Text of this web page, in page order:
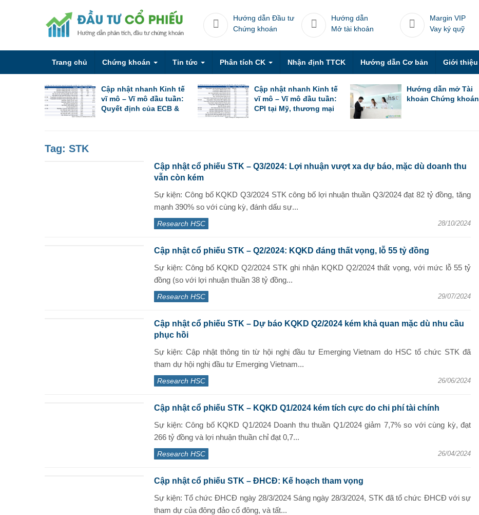
Hướng dẫn Đầu tư
Chứng khoán
Hướng dẫn
Mở tài khoản
Margin VIP
Vay ký quỹ
Trang chủ Chứng khoán Tin tức Phân tích CK Nhận định TTCK Hướng dẫn Cơ bản Giới thiệu
Cập nhật nhanh Kinh tế
vĩ mô – Vĩ mô đầu tuần:
Quyết định của ECB &
Cập nhật nhanh Kinh tế
vĩ mô – Vĩ mô đầu tuần:
CPI tại Mỹ, thương mại
Hướng dẫn mở Tài
khoản Chứng khoán
Tag: STK
Cập nhật cổ phiếu STK – Q3/2024: Lợi nhuận vượt xa dự báo, mặc dù doanh thu
vẫn còn kém
Sự kiện: Công bố KQKD Q3/2024 STK công bố lợi nhuận thuần Q3/2024 đạt 82 tỷ đồng, tăng
mạnh 390% so với cùng kỳ, đánh dấu sự...
Research HSC 28/10/2024
Cập nhật cổ phiếu STK – Q2/2024: KQKD đáng thất vọng, lỗ 55 tỷ đồng
Sự kiện: Công bố KQKD Q2/2024 STK ghi nhận KQKD Q2/2024 thất vọng, với mức lỗ 55 tỷ
đồng (so với lợi nhuận thuần 38 tỷ đồng...
Research HSC 29/07/2024
Cập nhật cổ phiếu STK – Dự báo KQKD Q2/2024 kém khả quan mặc dù nhu cầu
phục hồi
Sự kiện: Cập nhật thông tin từ hội nghị đầu tư Emerging Vietnam do HSC tổ chức STK đã
tham dự hội nghị đầu tư Emerging Vietnam...
Research HSC 26/06/2024
Cập nhật cổ phiếu STK – KQKD Q1/2024 kém tích cực do chi phí tài chính
Sự kiện: Công bố KQKD Q1/2024 Doanh thu thuần Q1/2024 giảm 7,7% so với cùng kỳ, đạt
266 tỷ đồng và lợi nhuận thuần chỉ đạt 0,7...
Research HSC 26/04/2024
Cập nhật cổ phiếu STK – ĐHCĐ: Kế hoạch tham vọng
Sự kiện: Tổ chức ĐHCĐ ngày 28/3/2024 Sáng ngày 28/3/2024, STK đã tổ chức ĐHCĐ với sự
tham dự của đông đảo cổ đông, và tất...